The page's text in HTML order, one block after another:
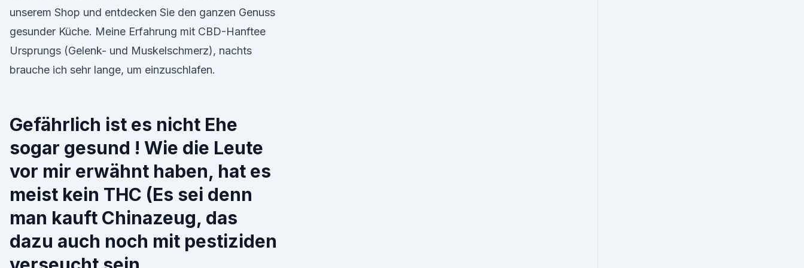
unserem Shop und entdecken Sie den ganzen Genuss
gesunder Küche. Meine Erfahrung mit CBD-Hanftee
Ursprungs (Gelenk- und Muskelschmerz), nachts
brauche ich sehr lange, um einzuschlafen.
Gefährlich ist es nicht Ehe
sogar gesund ! Wie die Leute
vor mir erwähnt haben, hat es
meist kein THC (Es sei denn
man kauft Chinazeug, das
dazu auch noch mit pestiziden